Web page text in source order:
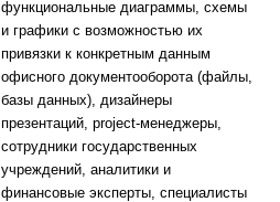
функциональные диаграммы, схемы
и графики с возможностью их
привязки к конкретным данным
офисного документооборота (файлы,
базы данных), дизайнеры
презентаций, project-менеджеры,
сотрудники государственных
учреждений, аналитики и
финансовые эксперты, специалисты